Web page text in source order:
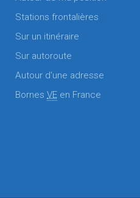
Stations frontalières
Sur un itinéraire
Sur autoroute
Autour d'une adresse
Bornes VE en France